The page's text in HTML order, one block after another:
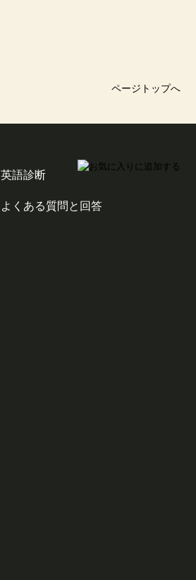
ページトップへ
英語診断
よくある質問と回答